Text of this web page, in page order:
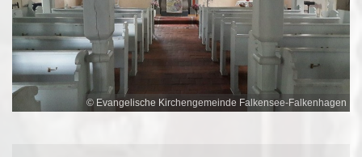
© Evangelische Kirchengemeinde Falkensee-Falkenhagen